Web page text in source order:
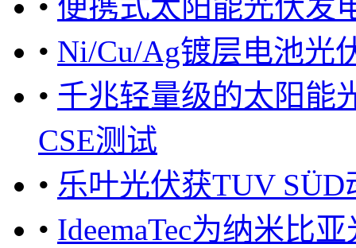
• 便携式太阳能光伏发
• Ni/Cu/Ag镀层电池光
• 千兆轻量级的太阳能
CSE测试
• 乐叶光伏获TUV
• IdeemaTec为纳米比